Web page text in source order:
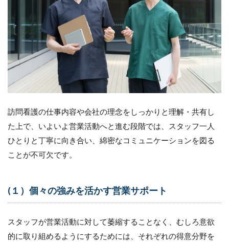
訪問看護の仕事内容や会社の理念をしっかりと理解・共有し
た上で、いよいよ営業活動へと進む段階では、スタッフ一人
ひとりと丁寧に向き合い、綿密なコミュニケーションを図る
ことが不可欠です。
(１）個々の強みを活かす営業サポート
スタッフが営業活動に対して萎縮することなく、むしろ意欲
的に取り組めるようにするためには、それぞれの得意分野を